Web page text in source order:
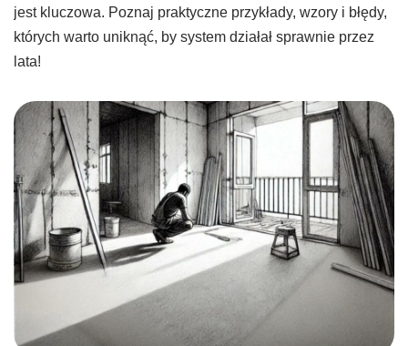
jest kluczowa. Poznaj praktyczne przykłady, wzory i błędy,
których warto uniknąć, by system działał sprawnie przez
lata!